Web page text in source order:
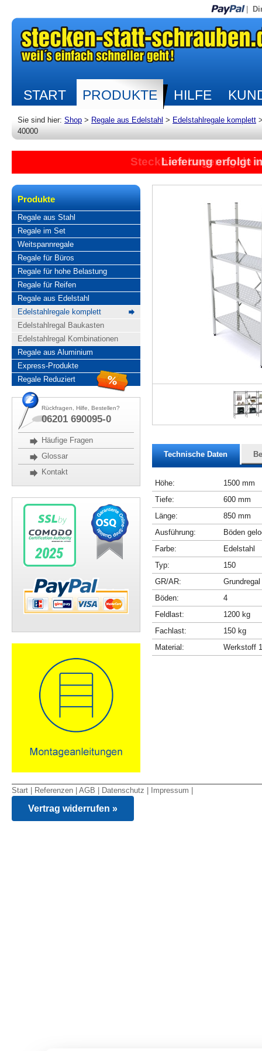
START PRODUKTE HILFE
Sie sind hier: Shop > Regale aus Edelstahl > Edelstahlregale komplett
40000
Steckbare Lagerregale
Lieferung erfolgt
Produkte
Regale aus Stahl
Regale im Set
Weitspannregale
Regale für Büros
Regale für hohe Belastung
Regale für Reifen
Regale aus Edelstahl
Edelstahlregale komplett
Edelstahlregal Baukasten
Edelstahlregal Kombinationen
Regale aus Aluminium
Express-Produkte
Regale Reduziert
Rückfragen, Hilfe, Bestellen?
06201 690095-0
Häufige Fragen
Glossar
Kontakt
Technische Daten
Höhe:
1500 mm
Tiefe:
600 mm
Länge:
850 mm
Ausführung:
Böden
Farbe:
Edelstahl
Typ:
150
GR/AR:
Grundregal
Böden:
4
Feldlast:
1200 kg
Fachlast:
150 kg
Material:
Werkstoff
Start Referenzen AGB Datenschutz Impressum
Vertrag widerrufen »